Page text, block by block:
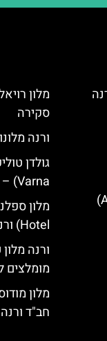
סקירה
ורנה
Varna) – סקירה
Hotel) ורנה – סקירה
ורנה
מומלצים
חב"ד ורנה